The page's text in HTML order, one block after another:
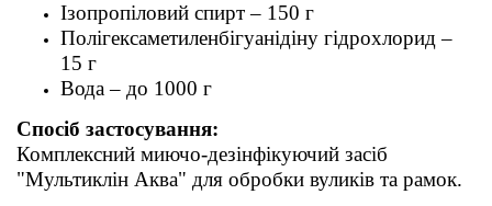
Ізопропіловий спирт – 150 г
Полігексаметиленбігуанідіну гідрохлорид –
15 г
Вода – до 1000 г
Спосіб застосування:
Комплексний миючо-дезінфікуючий засіб
"Мультиклін Аква" для обробки вуликів та рамок.